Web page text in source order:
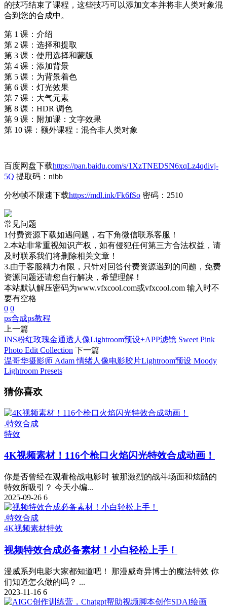
的技巧结束了课程，这些技巧可以添加文本并将非人类对象混
合到您的合成中。
第 1 课：介绍
第 2 课：选择和提取
第 3 课：使用选择和蒙版
第 4 课：添加背景
第 5 课：为背景着色
第 6 课：灯光效果
第 7 课：大气元素
第 8 课：HDR 调色
第 9 课：附加课：文字效果
第 10 课：额外课程：混合非人类对象
百度网盘下载https://pan.baidu.com/s/1XzTNEDSN6xqLz4qdivj-
5Q 提取码：nibb
分秒帧不限速下载https://mdl.ink/Fk6fSo 密码：2510
常见问题
1付费资源下载如遇问题，右下角微信联系客服！
2.本站非常重视知识产权，如有侵犯任何第三方合法权益，请
及时联系我们将删除相关文章！
3.由于客服精力有限，只针对回答付费资源遇到的问题，免费
资源问题还请您自行解决，希望理解！
本站默认解压密码为www.vfxcool.com或vfxcool.com 输入时不
要有空格
0 0
ps合成ps教程
上一篇
INS粉红玫瑰金通透人像Lightroom预设+APP滤镜 Sweet Pink
Photo Edit Collection 下一篇
温哥华摄影师 Adam 情绪人像电影胶片Lightroom预设 Moody
Lightroom Presets
猜你喜欢
.特效合成
特效
4K视频素材！116个枪口火焰闪光特效合成动画！
你是否曾经在观看枪战电影时 被那激烈的战斗场面和炫酷的
特效所吸引？ 今天小编...
2025-09-26 6
.特效合成
4K视频素材特效
视频特效合成必备素材！小白轻松上手！
漫威系列电影大家都知道吧！ 那漫威奇异博士的魔法特效 你
们知道怎么做的吗？ ...
2023-11-16 6